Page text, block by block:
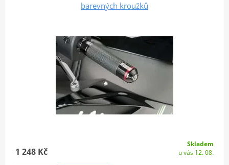
barevných kroužků
1 248 Kč
Skladem
u vás 12. 08.